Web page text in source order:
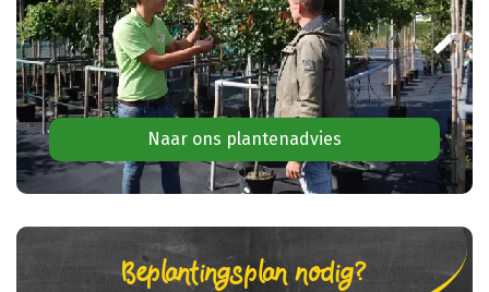
Naar ons plantenadvies
Beplantingsplan nodig?